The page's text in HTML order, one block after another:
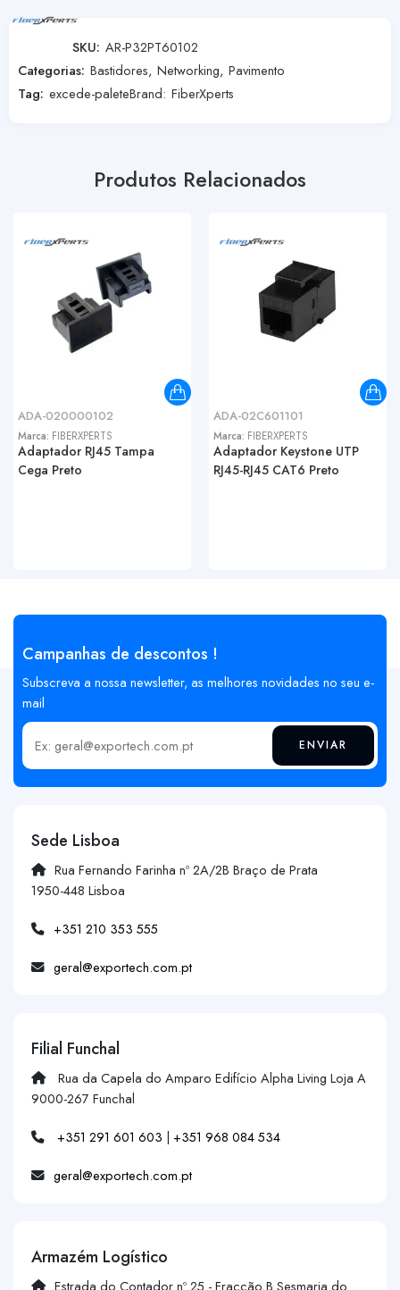
SKU: AR-P32PT60102
Categorias: Bastidores, Networking, Pavimento
Tag: excede-paleteBrand: FiberXperts
Produtos Relacionados
ADA-020000102
Marca: FIBERXPERTS
Adaptador RJ45 Tampa
Cega Preto
ADA-02C601101
Marca: FIBERXPERTS
Adaptador Keystone UTP
RJ45-RJ45 CAT6 Preto
Campanhas de descontos !
Subscreva a nossa newsletter, as melhores novidades no seu e-
mail
Insira o seu email ENVIAR
Sede Lisboa
Rua Fernando Farinha nº 2A/2B Braço de Prata
1950-448 Lisboa
+351 210 353 555
geral@exportech.com.pt
Filial Funchal
Rua da Capela do Amparo Edifício Alpha Living Loja A
9000-267 Funchal
+351 291 601 603 | +351 968 084 534
geral@exportech.com.pt
Armazém Logístico
Estrada do Contador nº 25 - Fracção B Sesmaria do